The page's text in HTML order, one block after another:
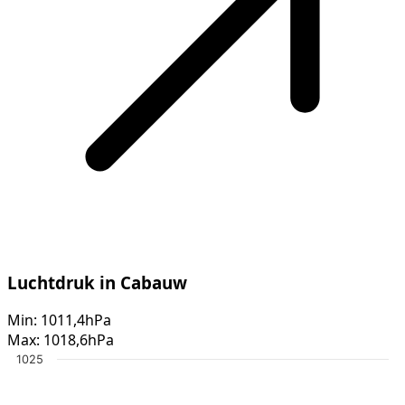
Luchtdruk in Cabauw
Min: 1011,4hPa
Max: 1018,6hPa
1025